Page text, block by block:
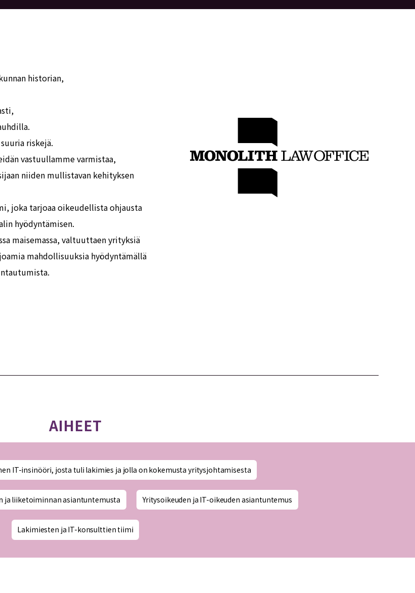
historian,
riskejä.
vastuullamme varmistaa,
niiden mullistavan kehityksen
joka tarjoaa oikeudellista ohjausta
hyödyntämisen.
maisemassa, valtuuttaen yrityksiä
mahdollisuuksia hyödyntämällä
AIHEET
IT-insinööri, josta tuli lakimies ja jolla on kokemusta yritysjohtamisesta
ja liiketoiminnan asiantuntemusta Yritysoikeuden ja IT-oikeuden asiantuntemus
Lakimiesten ja IT-konsulttien tiimi